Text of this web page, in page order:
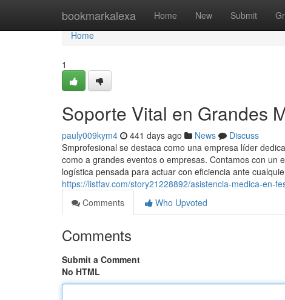
bookmarkalexa Home New Submit
Home
Home
1
Soporte Vital en Grandes
pauly009kym4 441 days ago News
Discuss
Smprofesional se destaca como una empresa líder
como a grandes eventos o empresas. Contamos con
logística pensada para actuar con eficiencia ante
https://listfav.com/story21228892/asistencia-medica-en-
Comments
Who Upvoted
Comments
Submit a Comment
No HTML